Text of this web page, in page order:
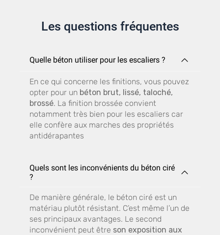
Les questions fréquentes
Quelle béton utiliser pour les escaliers ?
En ce qui concerne les finitions, vous pouvez
opter pour un béton brut, lissé, taloché,
brossé. La finition brossée convient
notamment très bien pour les escaliers car
elle confère aux marches des propriétés
antidérapantes
Quels sont les inconvénients du béton ciré
?
De manière générale, le béton ciré est un
matériau plutôt résistant. C’est même l’un de
ses principaux avantages. Le second
inconvénient peut être son exposition aux